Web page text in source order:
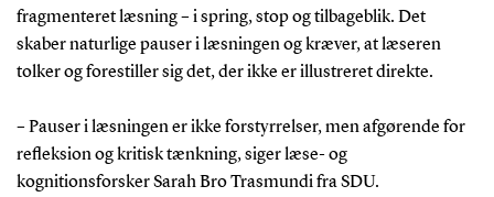
fragmenteret læsning – i spring, stop og tilbageblik. Det
skaber naturlige pauser i læsningen og kræver, at læseren
tolker og forestiller sig det, der ikke er illustreret direkte.
– Pauser i læsningen er ikke forstyrrelser, men afgørende for
refleksion og kritisk tænkning, siger læse- og
kognitionsforsker Sarah Bro Trasmundi fra SDU.